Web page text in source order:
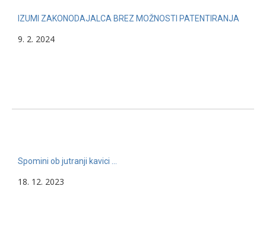
IZUMI ZAKONODAJALCA BREZ MOŽNOSTI PATENTIRANJA
9. 2. 2024
Spomini ob jutranji kavici …
18. 12. 2023